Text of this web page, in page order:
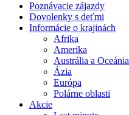
Poznávacie zájazdy
Dovolenky s deťmi
Informácie o krajinách
Afrika
Amerika
Austrália a Oceánia
Ázia
Európa
Polárne oblasti
Akcie